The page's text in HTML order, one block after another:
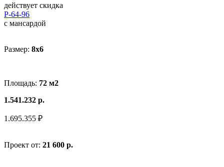
действует скидка
Р-64-96
с мансардой
Размер: 8x6
Площадь: 72 м2
1.541.232 р.
1.695.355 ₽
Проект от: 21 600 р.